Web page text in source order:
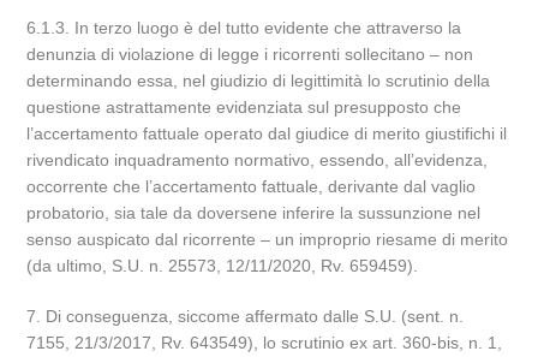
6.1.3. In terzo luogo è del tutto evidente che attraverso la
denunzia di violazione di legge i ricorrenti sollecitano – non
determinando essa, nel giudizio di legittimità lo scrutinio della
questione astrattamente evidenziata sul presupposto che
l’accertamento fattuale operato dal giudice di merito giustifichi il
rivendicato inquadramento normativo, essendo, all’evidenza,
occorrente che l’accertamento fattuale, derivante dal vaglio
probatorio, sia tale da doversene inferire la sussunzione nel
senso auspicato dal ricorrente – un improprio riesame di merito
(da ultimo, S.U. n. 25573, 12/11/2020, Rv. 659459).
7. Di conseguenza, siccome affermato dalle S.U. (sent. n.
7155, 21/3/2017, Rv. 643549), lo scrutinio ex art. 360-bis, n. 1,